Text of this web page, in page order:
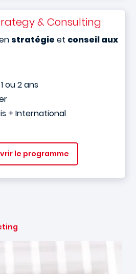
& Consulting
stratégie et conseil aux
ou 2 ans
+ International
le programme